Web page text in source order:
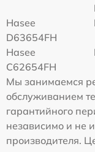
Hasee
D63654FH
Hasee
C62654FH
Мы занимаемся
обслуживанием
гарантийного
независимо и не
производителя.